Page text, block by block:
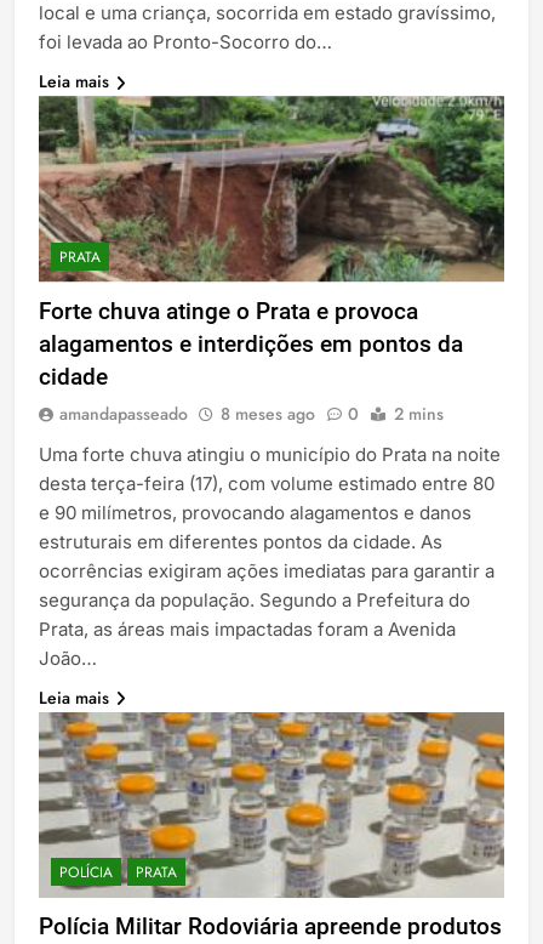
local e uma criança, socorrida em estado gravíssimo,
foi levada ao Pronto-Socorro do…
Leia mais
PRATA
Forte chuva atinge o Prata e provoca
alagamentos e interdições em pontos da
cidade
amandapasseado 8 meses ago 0 2 mins
Uma forte chuva atingiu o município do Prata na noite
desta terça-feira (17), com volume estimado entre 80
e 90 milímetros, provocando alagamentos e danos
estruturais em diferentes pontos da cidade. As
ocorrências exigiram ações imediatas para garantir a
segurança da população. Segundo a Prefeitura do
Prata, as áreas mais impactadas foram a Avenida
João…
Leia mais
POLÍCIA PRATA
Polícia Militar Rodoviária apreende produtos